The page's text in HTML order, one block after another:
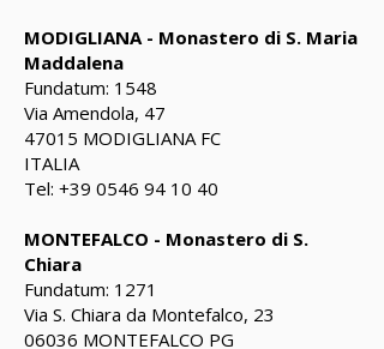
MODIGLIANA - Monastero di S. Maria
Maddalena
Fundatum: 1548
Via Amendola, 47
47015 MODIGLIANA FC
ITALIA
Tel: +39 0546 94 10 40
MONTEFALCO - Monastero di S.
Chiara
Fundatum: 1271
Via S. Chiara da Montefalco, 23
06036 MONTEFALCO PG